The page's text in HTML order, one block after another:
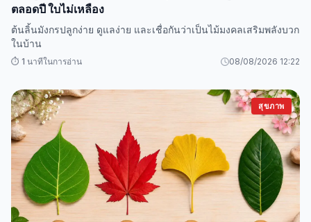
ตลอดปี ใบไม่เหลือง
ต้นลิ้นมังกรปลูกง่าย ดูแลง่าย และเชื่อกันว่าเป็นไม้มงคลเสริมพลังบวก
ในบ้าน
⏱️ 1 นาทีในการอ่าน 08/08/2026 12:22
สุขภาพ